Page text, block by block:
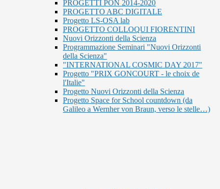
PROGETTI PON 2014-2020
PROGETTO ABC DIGITALE
Progetto LS-OSA lab
PROGETTO COLLOQUI FIORENTINI
Nuovi Orizzonti della Scienza
Programmazione Seminari "Nuovi Orizzonti
della Scienza"
"INTERNATIONAL COSMIC DAY 2017"
Progetto "PRIX GONCOURT - le choix de
l'Italie"
Progetto Nuovi Orizzonti della Scienza
Progetto Space for School countdown (da
Galileo a Wernher von Braun, verso le stelle…)